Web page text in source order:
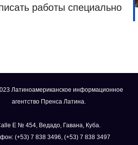
работы специально
Латиноамериканское информационное
агентство Пренса Латина.
E № 454, Ведадо, Гавана, Куба.
(+53) 7 838 3496, (+53) 7 838 3497